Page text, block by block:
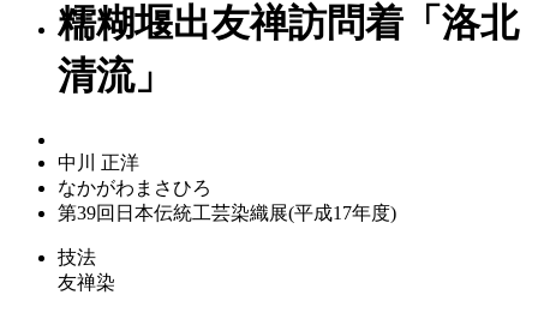
糯糊堰出友禅訪問着「洛北
清流」
中川 正洋
なかがわまさひろ
第39回日本伝統工芸染織展(平成17年度)
技法
友禅染